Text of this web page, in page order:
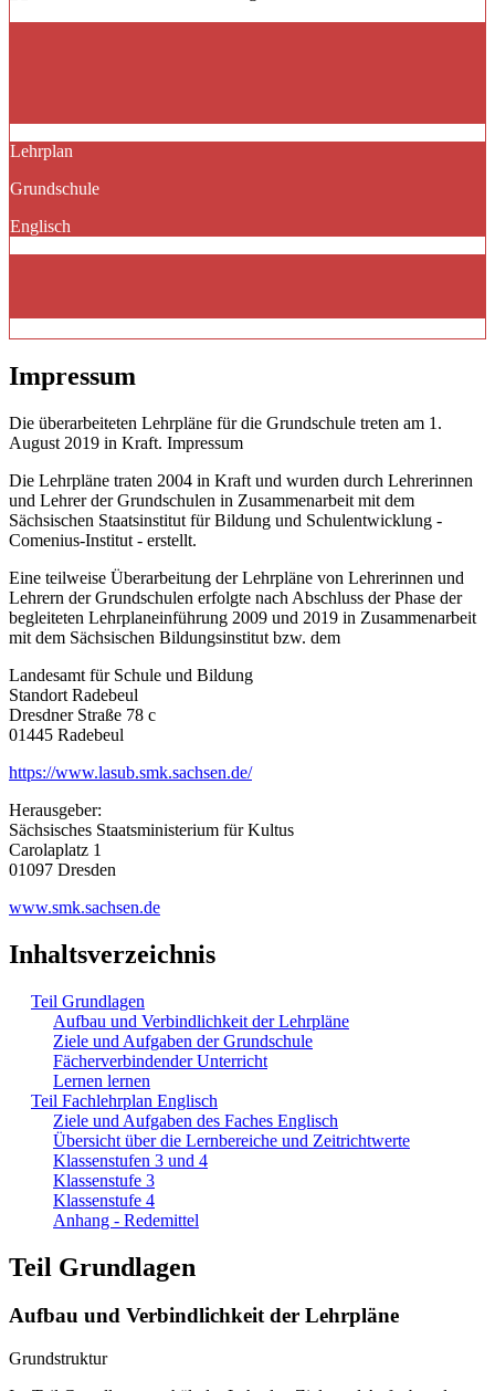
Lehrplan
Grundschule
Englisch
Impressum
Die überarbeiteten Lehrpläne für die Grundschule treten am 1.
August 2019 in Kraft. Impressum
Die Lehrpläne traten 2004 in Kraft und wurden durch Lehrerinnen
und Lehrer der Grundschulen in Zusammenarbeit mit dem
Sächsischen Staatsinstitut für Bildung und Schulentwicklung -
Comenius-Institut - erstellt.
Eine teilweise Überarbeitung der Lehrpläne von Lehrerinnen und
Lehrern der Grundschulen erfolgte nach Abschluss der Phase der
begleiteten Lehrplaneinführung 2009 und 2019 in Zusammenarbeit
mit dem Sächsischen Bildungsinstitut bzw. dem
Landesamt für Schule und Bildung
Standort Radebeul
Dresdner Straße 78 c
01445 Radebeul
https://www.lasub.smk.sachsen.de/
Herausgeber:
Sächsisches Staatsministerium für Kultus
Carolaplatz 1
01097 Dresden
www.smk.sachsen.de
Inhaltsverzeichnis
Teil Grundlagen
Aufbau und Verbindlichkeit der Lehrpläne
Ziele und Aufgaben der Grundschule
Fächerverbindender Unterricht
Lernen lernen
Teil Fachlehrplan Englisch
Ziele und Aufgaben des Faches Englisch
Übersicht über die Lernbereiche und Zeitrichtwerte
Klassenstufen 3 und 4
Klassenstufe 3
Klassenstufe 4
Anhang - Redemittel
Teil Grundlagen
Aufbau und Verbindlichkeit der Lehrpläne
Grundstruktur